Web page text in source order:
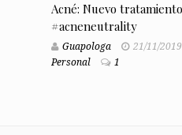
Acné: Nuevo
#acneneutrality
Guapologa 21/11/2019
Personal
1